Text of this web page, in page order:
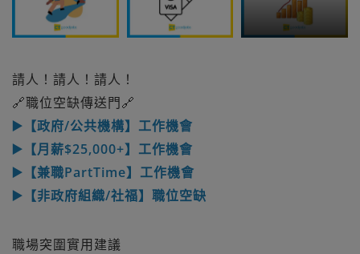
請人！請人！請人！
🔗職位空缺傳送門🔗
▶️【政府/公共機構】工作機會
▶️【月薪$25,000+】工作機會
▶️【兼職PartTime】工作機會
▶️【非政府組織/社福】職位空缺
職場突圍實用建議